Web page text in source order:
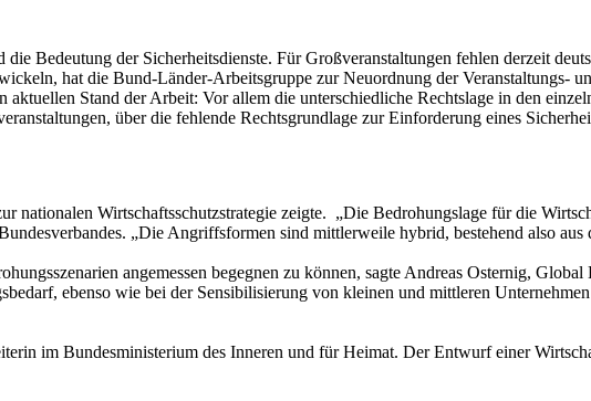
Bedeutung der Sicherheitsdienste. Für Großveranstaltungen fehlen derzeit
hat die Bund-Länder-Arbeitsgruppe zur Neuordnung der Veranstaltungs-
Stand der Arbeit: Vor allem die unterschiedliche Rechtslage in den
über die fehlende Rechtsgrundlage zur Einforderung eines
nationalen Wirtschaftsschutzstrategie zeigte. „Die Bedrohungslage für die
„Die Angriffsformen sind mittlerweile hybrid, bestehend also
angemessen begegnen zu können, sagte Andreas Osternig,
ebenso wie bei der Sensibilisierung von kleinen und mittleren
im Bundesministerium des Inneren und für Heimat. Der Entwurf einer